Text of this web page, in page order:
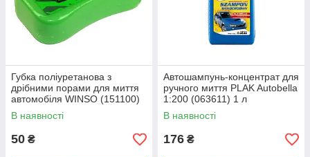
Губка поліуретанова з
дрібними порами для миття
автомобіля WINSO (151100)
220×120×60 мм
В наявності
50 ₴
Автошампунь-концентрат для
ручного миття PLAK Autobella
1:200 (063611) 1 л
В наявності
176 ₴